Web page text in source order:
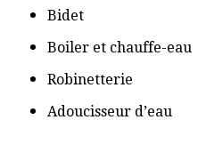
Bidet
Boiler et chauffe-eau
Robinetterie
Adoucisseur d’eau